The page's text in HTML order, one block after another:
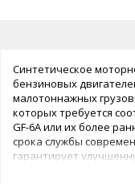
Синтетическое
бензиновых
малотоннажных
которых требуется
GF-6A или их более
срока службы
гарантирует
новейших систем